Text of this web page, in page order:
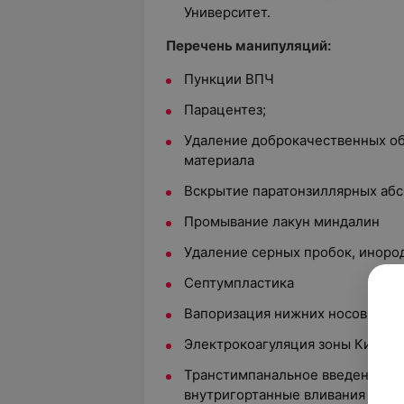
Университет.
Перечень манипуляций:
Пункции ВПЧ
Парацентез;
Удаление доброкачественных
материала
Вскрытие паратонзиллярных
Промывание лакун миндалин
Удаление серных пробок,
Септумпластика
Вапоризация нижних носовых
Электрокоагуляция зоны
Транстимпанальное введение
внутригортанные вливания